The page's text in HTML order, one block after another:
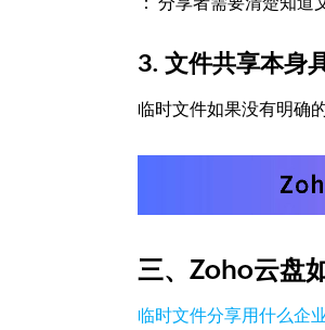
3. 文件共享本身
临时文件如果没有明确
三、Zoho云盘
临时文件分享用什么企